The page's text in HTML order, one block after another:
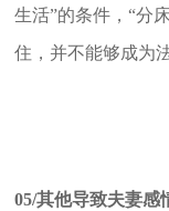
生活”的条件，“分
住，并不能够成为
05/其他导致夫妻感